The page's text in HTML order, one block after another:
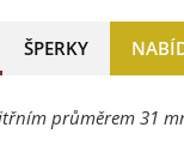
ŠPERKY
průměrem 31